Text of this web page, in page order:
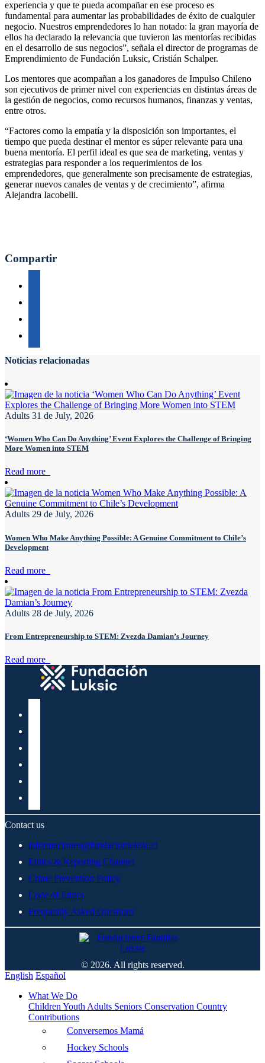
experiencia y que te pueda acompañar en ese proceso es
fundamental para aumentar las probabilidades de éxito de cualquier
negocio. Nuestros emprendedores lo han notado: la gran mayoría de
ellos ha declarado la relevancia que tuvieron las mentorías recibidas
en el desarrollo de sus negocios”, señala el director de programas de
Emprendimiento de Fundación Luksic, Cristián Schalper.
Los mentores que acompañan a los ganadores de Impulso Chileno
son ejecutivos de primer nivel con experiencias en distintas áreas de
la gestión de negocios, como recursos humanos, finanzas y ventas,
entre otros.
“Factores como la empatía y la disposición son importantes, el
tiempo que pueda destinar el mentor es súper relevante para una
buena mentoría. El perfil ideal es que sea de marketing, ventas y
estrategias para responder a los requerimientos de los
emprendedores, que generalmente son precisamente de estrategias,
generar nuevos canales de ventas y de crecimiento”, afirma
Alejandra Iacobelli.
Compartir
Noticias relacionadas
Adults 31 de July, 2026
‘Women Who Can Do Anything’ Event Explores the Challenge of Bringing
More Women into STEM
Read more
Adults 29 de July, 2026
Women Who Make Anything Possible: A Genuine Commitment to Chile’s
Development
Read more
Adults 28 de July, 2026
From Entrepreneurship to STEM: Zvezda Damian’s Journey
Read more
Contact us
informaciones@fundacionluksic.cl
Ethics & Reporting Channel
Crime Prevention Policy
Code of Ethics
Frequently Asked Questions
© 2026. All rights reserved.
English Español
What We Do
Children Youth Adults Seniors Conservation Country
Contributions
Conversemos Mamá
Hockey Schools